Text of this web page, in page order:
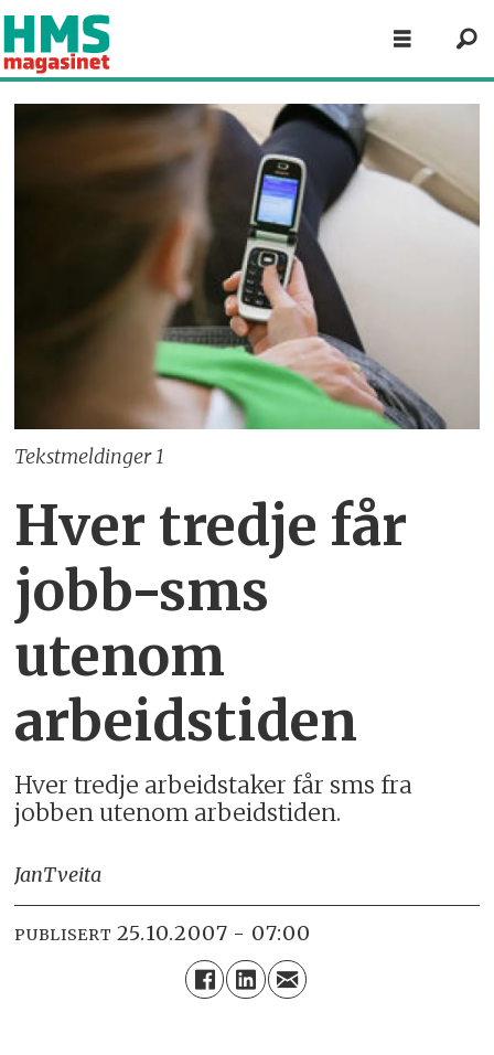
Tekstmeldinger 1
Hver tredje får
jobb-sms
utenom
arbeidstiden
Hver tredje arbeidstaker får sms fra
jobben utenom arbeidstiden.
JanTveita
PUBLISERT 25.10.2007 - 07:00